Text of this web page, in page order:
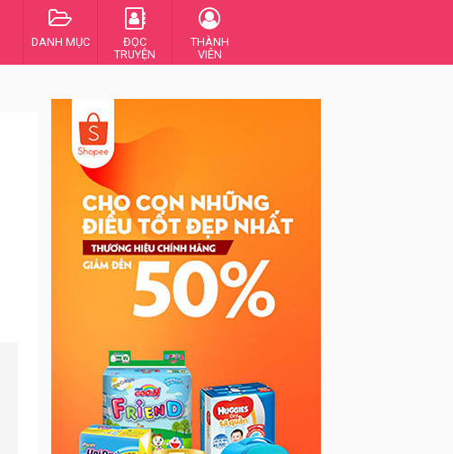
DANH MỤC
ĐỌC
TRUYỆN
THÀNH
VIÊN